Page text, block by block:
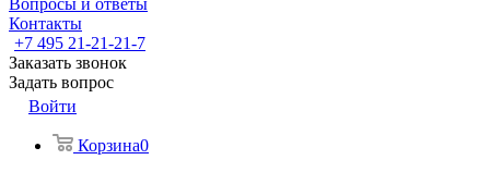
Вопросы и ответы
Контакты
+7 495 21-21-21-7
Заказать звонок
Задать вопрос
Войти
Корзина0